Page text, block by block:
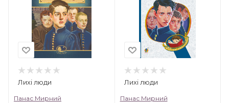
Лихі люди
Панас Мирний
Лихі люди
Панас Мирний